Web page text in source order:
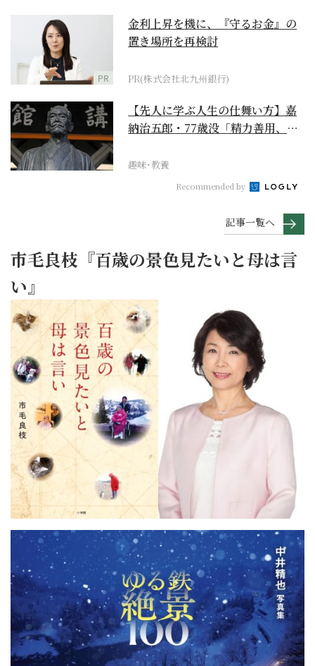
PR
金利上昇を機に、『守るお金』の
置き場所を再検討
PR(株式会社北九州銀行)
【先人に学ぶ人生の仕舞い方】嘉
納治五郎・77歳没「精力善用、自
趣味･教養
Recommended by
記事一覧へ
市毛良枝『百歳の景色見たいと母は言
い』